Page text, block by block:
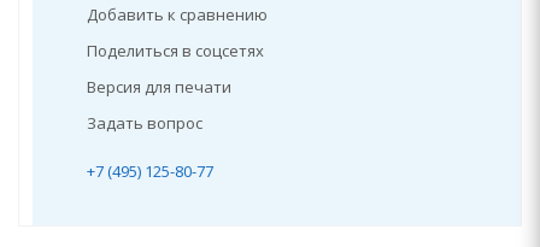
Добавить к сравнению
Поделиться в соцсетях
Версия для печати
Задать вопрос
+7 (495) 125-80-77